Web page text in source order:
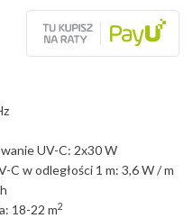
UV-C: 2x30 W
C w odległości 1 m: 3,6 W / m
18-22 m2